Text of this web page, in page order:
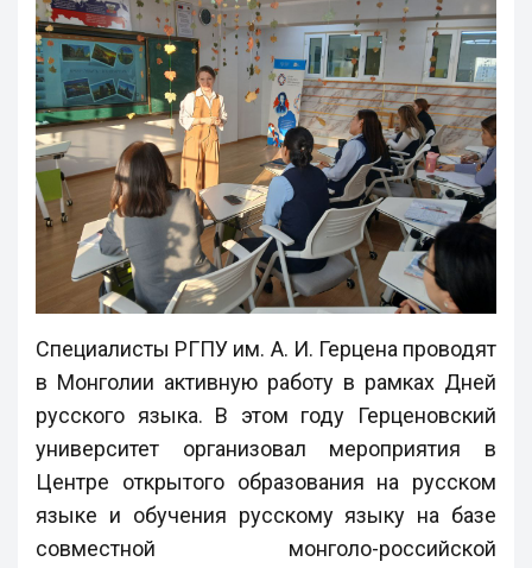
Специалисты РГПУ им. А. И. Герцена проводят
в Монголии активную работу в рамках Дней
русского языка. В этом году Герценовский
университет организовал мероприятия в
Центре открытого образования на русском
языке и обучения русскому языку на базе
совместной монголо-российской